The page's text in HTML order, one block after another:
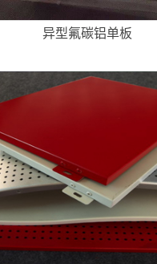
异型氟碳铝单板